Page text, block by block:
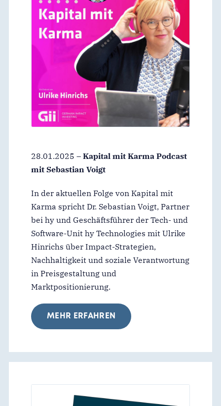
28.01.2025 – Kapital mit Karma Podcast
mit Sebastian Voigt
In der aktuellen Folge von Kapital mit
Karma spricht Dr. Sebastian Voigt, Partner
bei hy und Geschäftsführer der Tech- und
Software-Unit hy Technologies mit Ulrike
Hinrichs über Impact-Strategien,
Nachhaltigkeit und soziale Verantwortung
in Preisgestaltung und
Marktpositionierung.
MEHR ERFAHREN